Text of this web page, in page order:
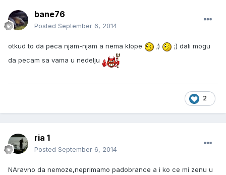
bane76
Posted September 6, 2014
otkud to da peca njam-njam a nema klope ;)
;) dali mogu
da pecam sa vama u nedelju
2
ria 1
Posted September 6, 2014
NAravno da nemoze,neprimamo padobrance a i ko ce mi zenu u